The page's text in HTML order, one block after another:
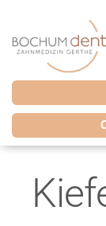
springen